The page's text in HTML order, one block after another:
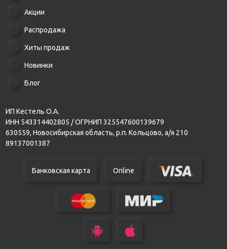
Акции
Распродажа
Хиты продаж
Новинки
Блог
ИП Кестель О.А.
ИНН 543314402805 / ОГРНИП 325547600139679
630559, Новосибирская область, р.п. Кольцово, а/я 210
89137001387
Банковская карта Online